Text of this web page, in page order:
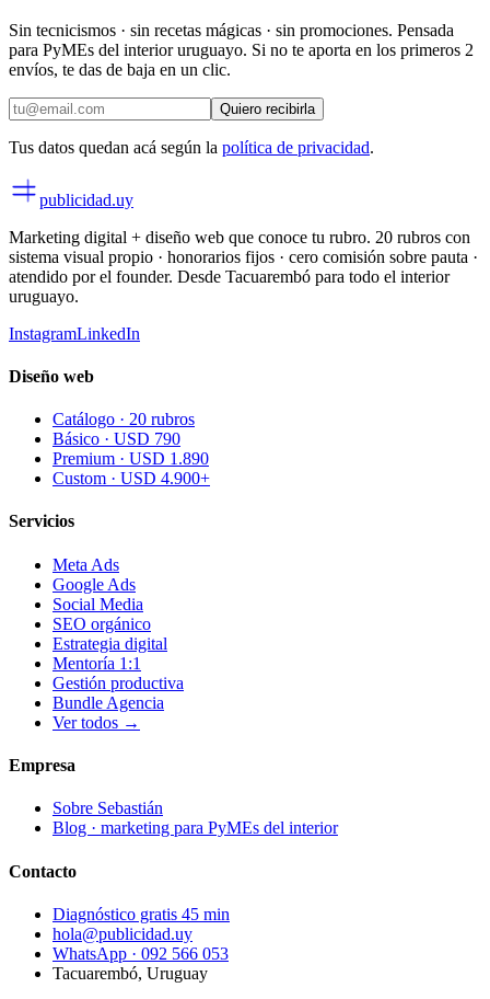
Sin tecnicismos · sin recetas mágicas · sin promociones. Pensada
para PyMEs del interior uruguayo. Si no te aporta en los primeros 2
envíos, te das de baja en un clic.
Quiero recibirla
Tus datos quedan acá según la política de privacidad.
publicidad.uy
Marketing digital + diseño web que conoce tu rubro. 20 rubros con
sistema visual propio · honorarios fijos · cero comisión sobre pauta ·
atendido por el founder. Desde Tacuarembó para todo el interior
uruguayo.
InstagramLinkedIn
Diseño web
Catálogo · 20 rubros
Básico · USD 790
Premium · USD 1.890
Custom · USD 4.900+
Servicios
Meta Ads
Google Ads
Social Media
SEO orgánico
Estrategia digital
Mentoría 1:1
Gestión productiva
Bundle Agencia
Ver todos →
Empresa
Sobre Sebastián
Blog · marketing para PyMEs del interior
Contacto
Diagnóstico gratis 45 min
hola@publicidad.uy
WhatsApp · 092 566 053
Tacuarembó, Uruguay